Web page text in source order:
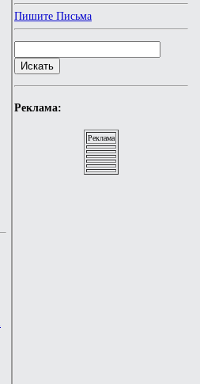
Пишите Письма
Реклама:
Реклама